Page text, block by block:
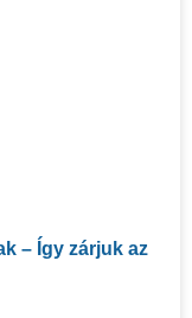
– Így zárjuk az